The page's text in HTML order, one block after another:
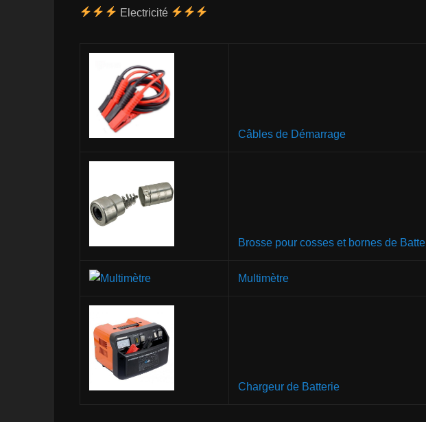
Electricité
Câbles de Démarrage
Brosse pour cosses et bornes de
Multimètre
Chargeur de Batterie